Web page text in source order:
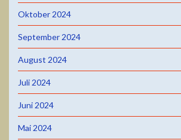
Oktober 2024
September 2024
August 2024
Juli 2024
Juni 2024
Mai 2024